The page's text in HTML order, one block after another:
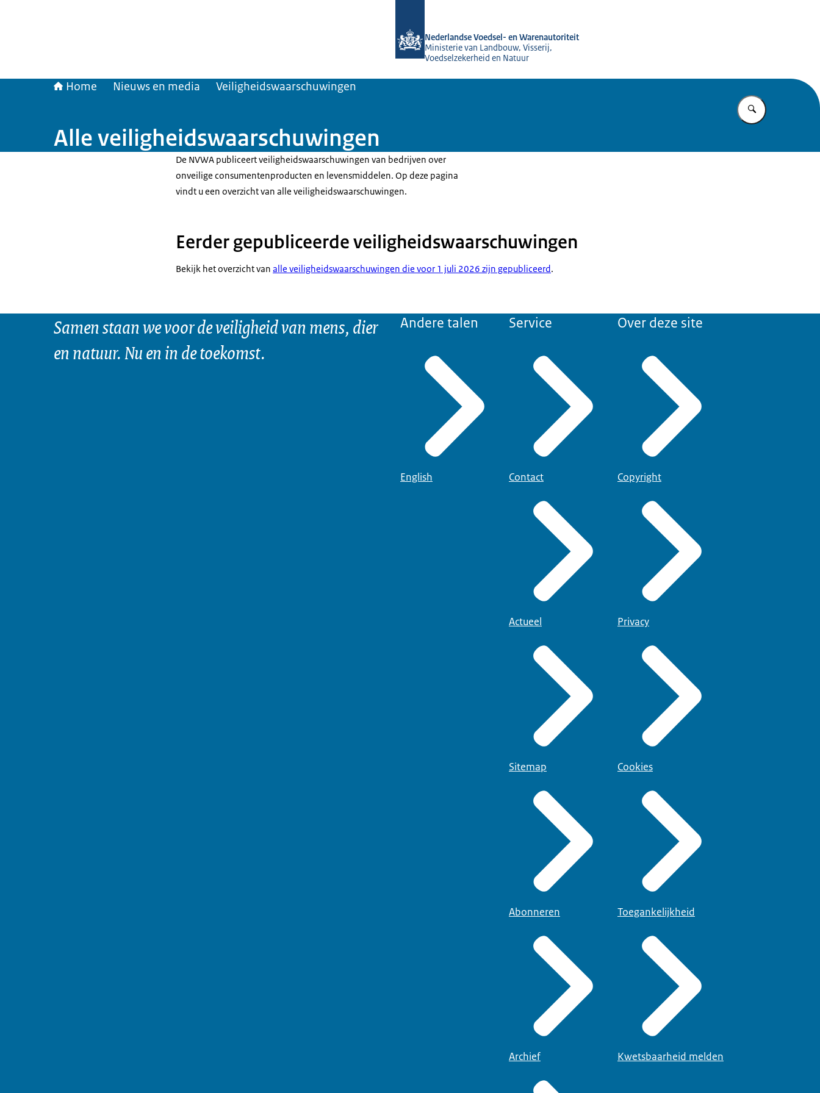
Nederlandse Voedsel- en Warenautoriteit
Ministerie van Landbouw, Visserij,
Voedselzekerheid en Natuur
Home Nieuws en media Veiligheidswaarschuwingen
Vul in wat u
Alle veiligheidswaarschuwingen
De NVWA publiceert veiligheidswaarschuwingen van bedrijven over
onveilige consumentenproducten en levensmiddelen. Op deze pagina
vindt u een overzicht van alle veiligheidswaarschuwingen.
Eerder gepubliceerde veiligheidswaarschuwingen
Bekijk het overzicht van alle veiligheidswaarschuwingen die voor 1 juli 2026 zijn gepubliceerd.
Samen staan we voor de veiligheid van mens, dier
en natuur. Nu en in de toekomst.
Andere talen
English
Service
Contact
Actueel
Sitemap
Abonneren
Archief
Over deze site
Copyright
Privacy
Cookies
Toegankelijkheid
Kwetsbaarheid melden